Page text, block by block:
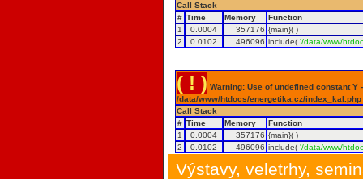
Call Stack
# Time Memory
Function
1
0.0004 357176 {main}( )
2
0.0102 496096 include('/data/www/
( ! ) Warning: Use of undefined constant
/data/www/htdocs/energetika.cz/
Call Stack
# Time Memory
Function
1
0.0004 357176 {main}( )
2
0.0102 496096 include('/data/www/
Výstavy, veletrhy,